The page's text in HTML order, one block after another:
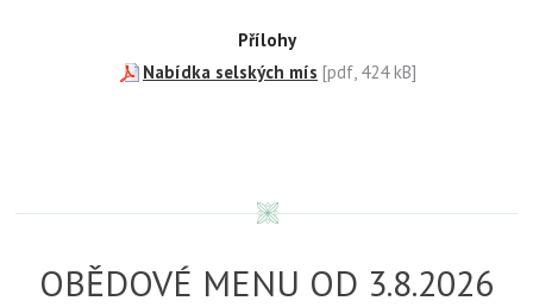
Přílohy
Nabídka selských mís [pdf, 424 kB]
OBĚDOVÉ MENU OD 3.8.2026